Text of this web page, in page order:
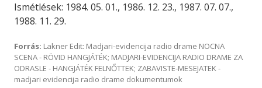
Ismétlések: 1984. 05. 01., 1986. 12. 23., 1987. 07. 07.,
1988. 11. 29.
Forrás: Lakner Edit: Madjari-evidencija radio drame NOCNA
SCENA - RÖVID HANGJÁTÉK; MADJARI-EVIDENCIJA RADIO DRAME ZA
ODRASLE - HANGJÁTÉK FELNŐTTEK; ZABAVISTE-MESEJATEK -
madjari evidencija radio drame dokumentumok